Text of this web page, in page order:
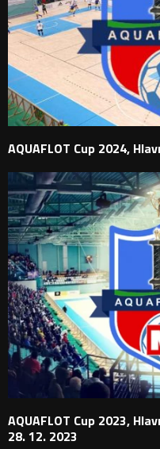
AQUAFLOT Cup 2024,
AQUAFLOT Cup 2023,
28. 12. 2023